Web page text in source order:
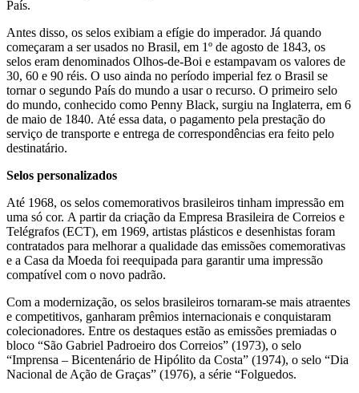
País.
Antes disso, os selos exibiam a efígie do imperador. Já quando
começaram a ser usados no Brasil, em 1º de agosto de 1843, os
selos eram denominados Olhos-de-Boi e estampavam os valores de
30, 60 e 90 réis. O uso ainda no período imperial fez o Brasil se
tornar o segundo País do mundo a usar o recurso. O primeiro selo
do mundo, conhecido como Penny Black, surgiu na Inglaterra, em 6
de maio de 1840. Até essa data, o pagamento pela prestação do
serviço de transporte e entrega de correspondências era feito pelo
destinatário.
Selos personalizados
Até 1968, os selos comemorativos brasileiros tinham impressão em
uma só cor. A partir da criação da Empresa Brasileira de Correios e
Telégrafos (ECT), em 1969, artistas plásticos e desenhistas foram
contratados para melhorar a qualidade das emissões comemorativas
e a Casa da Moeda foi reequipada para garantir uma impressão
compatível com o novo padrão.
Com a modernização, os selos brasileiros tornaram-se mais atraentes
e competitivos, ganharam prêmios internacionais e conquistaram
colecionadores. Entre os destaques estão as emissões premiadas o
bloco “São Gabriel Padroeiro dos Correios” (1973), o selo
“Imprensa – Bicentenário de Hipólito da Costa” (1974), o selo “Dia
Nacional de Ação de Graças” (1976), a série “Folguedos.